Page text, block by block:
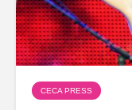
CECA PRESS